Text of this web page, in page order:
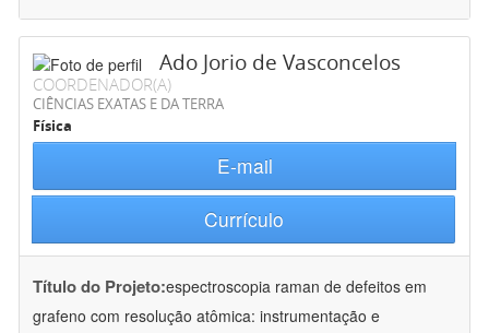
Ado Jorio de Vasconcelos
COORDENADOR(A)
CIÊNCIAS EXATAS E DA TERRA
Física
E-mail
Currículo
Título do Projeto:espectroscopia raman de defeitos em
grafeno com resolução atômica: instrumentação e